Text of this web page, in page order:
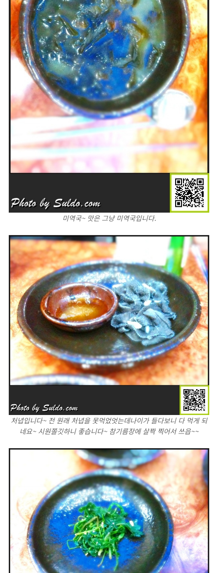
미역국~ 맛은 그냥 미역국입니다.
처녑입니다~ 전 원래 처녑을 못먹었엇는데나이가 들다보니 다 먹게 되
네요~ 시원쫄깃하니 좋습니다~ 참기름장에 살짝 찍어서 쓰읍~~